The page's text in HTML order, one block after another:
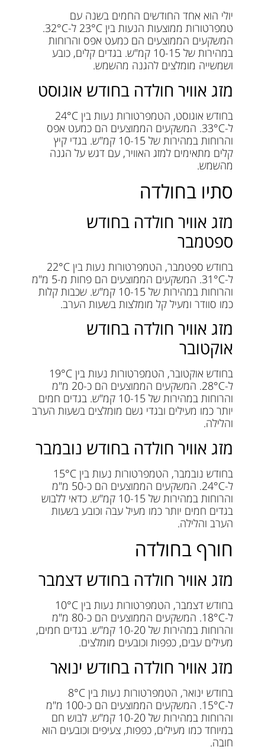
יולי הוא אחד החודשים החמים בשנה עם
טמפרטורות ממוצעות הנעות בין 23°C ל-32°C.
המשקעים הממוצעים הם כמעט אפס והרוחות
במהירות של 10-15 קמ"ש. בגדים קלים, כובע
ושמשייה מומלצים להגנה מהשמש.
מזג אוויר חולדה בחודש אוגוסט
בחודש אוגוסט, הטמפרטורות נעות בין 24°C
ל-33°C. המשקעים הממוצעים הם כמעט אפס
והרוחות במהירות של 10-15 קמ"ש. בגדי קיץ
קלים מתאימים למזג האוויר, עם דגש על הגנה
מהשמש.
סתיו בחולדה
מזג אוויר חולדה בחודש
ספטמבר
בחודש ספטמבר, הטמפרטורות נעות בין 22°C
ל-31°C. המשקעים הממוצעים הם פחות מ-5 מ"מ
והרוחות במהירות של 10-15 קמ"ש. שכבות קלות
כמו סוודר ומעיל קל מומלצות בשעות הערב.
מזג אוויר חולדה בחודש
אוקטובר
בחודש אוקטובר, הטמפרטורות נעות בין 19°C
ל-28°C. המשקעים הממוצעים הם כ-20 מ"מ
והרוחות במהירות של 10-15 קמ"ש. בגדים חמים
יותר כמו מעילים ובגדי גשם מומלצים בשעות הערב
והלילה.
מזג אוויר חולדה בחודש נובמבר
בחודש נובמבר, הטמפרטורות נעות בין 15°C
ל-24°C. המשקעים הממוצעים הם כ-50 מ"מ
והרוחות במהירות של 10-15 קמ"ש. כדאי ללבוש
בגדים חמים יותר כמו מעיל עבה וכובע בשעות
הערב והלילה.
חורף בחולדה
מזג אוויר חולדה בחודש דצמבר
בחודש דצמבר, הטמפרטורות נעות בין 10°C
ל-18°C. המשקעים הממוצעים הם כ-80 מ"מ
והרוחות במהירות של 10-20 קמ"ש. בגדים חמים,
מעילים עבים, כפפות וכובעים מומלצים.
מזג אוויר חולדה בחודש ינואר
בחודש ינואר, הטמפרטורות נעות בין 8°C
ל-15°C. המשקעים הממוצעים הם כ-100 מ"מ
והרוחות במהירות של 10-20 קמ"ש. לבוש חם
במיוחד כמו מעילים, כפפות, צעיפים וכובעים הוא
חובה.